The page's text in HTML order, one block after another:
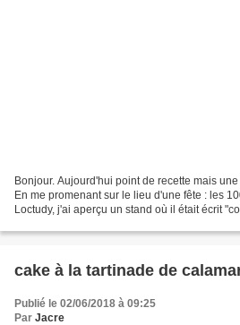
Bonjour. Aujourd'hui point de recette mais
En me promenant sur le lieu d'une fête : les
Loctudy, j'ai aperçu un stand où il était écrit
cake à la tartinade de
Publié le 02/06/2018 à 09:25
Par Jacre